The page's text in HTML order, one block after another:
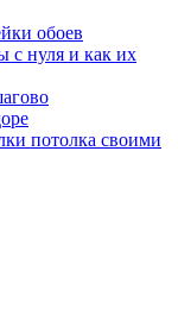
обоев
с нуля и как их
потолка своими